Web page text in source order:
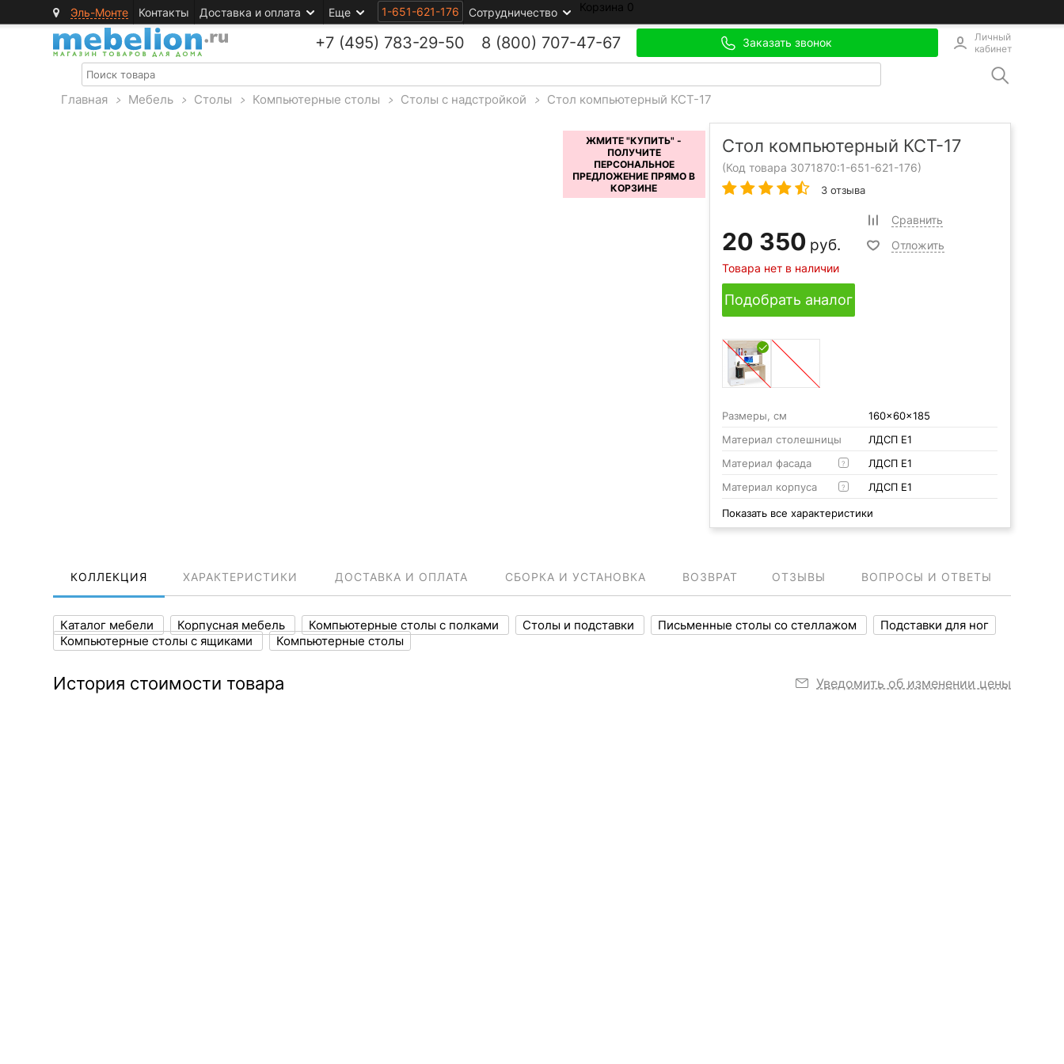
Эль-Монте Контакты Доставка и оплата Еще 1-651-621-176 Сотрудничество Корзина 0
+7 (495) 783-29-50 8 (800) 707-47-67 Заказать звонок
Личный
кабинет
Главная > Мебель > Столы > Компьютерные столы > Столы с надстройкой > Стол компьютерный КСТ-17
Стол компьютерный КСТ-17
(Код товара 3071870:1-651-621-176)
3 отзыва
20 350 руб.
Товара нет в наличии
Сравнить
Отложить
Подобрать аналог
Размеры, см
160x60x185
Материал столешницы
ЛДСП Е1
Материал фасада
?
ЛДСП Е1
Материал корпуса
? ЛДСП Е1
Показать все характеристики
КОЛЛЕКЦИЯ ХАРАКТЕРИСТИКИ ДОСТАВКА И ОПЛАТА СБОРКА И УСТАНОВКА ВОЗВРАТ ОТЗЫВЫ ВОПРОСЫ И ОТВЕТЫ
Каталог мебели Корпусная мебель Компьютерные столы с полками Столы и подставки Письменные столы со стеллажом
Подставки для ног
Компьютерные столы с ящиками
Компьютерные столы
История стоимости товара Уведомить об изменении цены